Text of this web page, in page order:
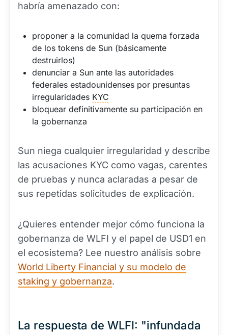
habría amenazado con:
proponer a la comunidad la quema forzada
de los tokens de Sun (básicamente
destruirlos)
denunciar a Sun ante las autoridades
federales estadounidenses por presuntas
irregularidades KYC
bloquear definitivamente su participación en
la gobernanza
Sun niega cualquier irregularidad y describe
las acusaciones KYC como vagas, carentes
de pruebas y nunca aclaradas a pesar de
sus repetidas solicitudes de explicación.
¿Quieres entender mejor cómo funciona la
gobernanza de WLFI y el papel de USD1 en
el ecosistema? Lee nuestro análisis sobre
World Liberty Financial y su modelo de
staking y gobernanza.
La respuesta de WLFI: "infundada